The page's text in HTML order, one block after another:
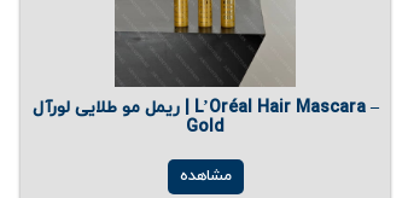
ریمل مو طلایی لورآل | L’Oréal Hair Mascara –
Gold
مشاهده